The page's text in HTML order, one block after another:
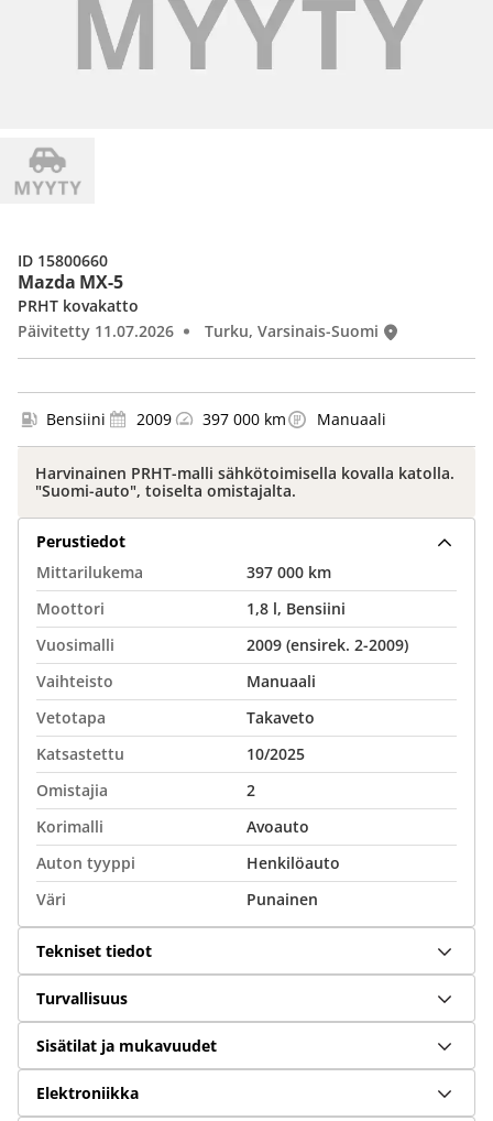
Mazda MX-5
PRHT kovakatto
Päivitetty 11.07.2026
Turku, Varsinais-Suomi
ID 15800660
Bensiini 2009 397 000 km Manuaali
Harvinainen PRHT-malli sähkötoimisella kovalla katolla.
"Suomi-auto", toiselta omistajalta.
Perustiedot
Mittarilukema
397 000 km
Moottori
1,8 l, Bensiini
Vuosimalli
2009 (ensirek. 2-2009)
Vaihteisto
Manuaali
Vetotapa
Takaveto
Katsastettu
10/2025
Omistajia
2
Korimalli
Avoauto
Auton tyyppi
Henkilöauto
Väri
Punainen
Tekniset tiedot
Turvallisuus
Sisätilat ja mukavuudet
Elektroniikka